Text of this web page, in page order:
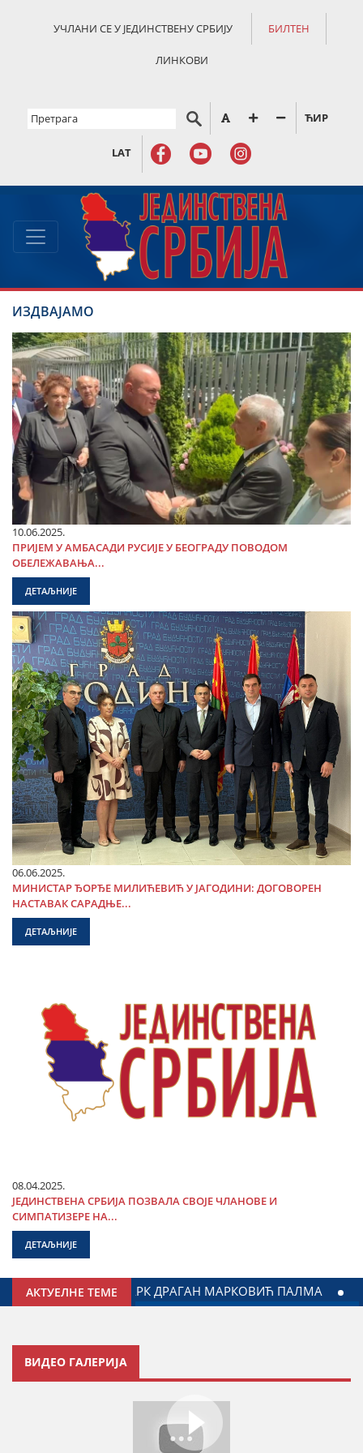
УЧЛАНИ СЕ У ЈЕДИНСТВЕНУ СРБИЈУ БИЛТЕН
ЛИНКОВИ
ЋИР
LAT
ИЗДВАЈАМО
10.06.2025.
ПРИЈЕМ У АМБАСАДИ РУСИЈЕ У БЕОГРАДУ ПОВОДОМ
ОБЕЛЕЖАВАЊА...
ДЕТАЉНИЈЕ
06.06.2025.
МИНИСТАР ЂОРЂЕ МИЛИЋЕВИЋ У ЈАГОДИНИ: ДОГОВОРЕН
НАСТАВАК САРАДЊЕ...
ДЕТАЉНИЈЕ
08.04.2025.
ЈЕДИНСТВЕНА СРБИЈА ПОЗВАЛА СВОЈЕ ЧЛАНОВЕ И
СИМПАТИЗЕРЕ НА...
ДЕТАЉНИЈЕ
АКТУЕЛНЕ ТЕМЕ
МИЛИЋЕВИЋ У ЈАГОДИНИ: ДОГОВОРЕН НАСТАВАК
ВИДЕО ГАЛЕРИЈА